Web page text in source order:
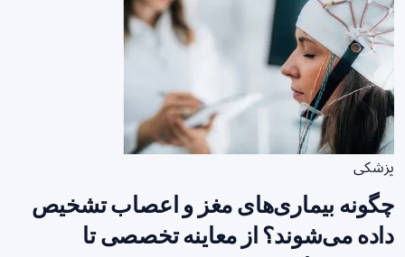
پزشکی
چگونه بیماری‌های مغز و اعصاب تشخیص
داده می‌شوند؟ از معاینه تخصصی تا